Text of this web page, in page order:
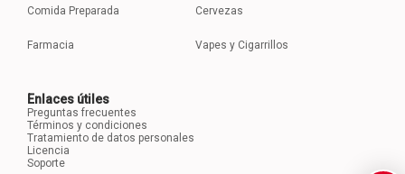
Comida Preparada
Farmacia
Cervezas
Vapes y Cigarrillos
Enlaces útiles
Preguntas frecuentes
Términos y condiciones
Tratamiento de datos personales
Licencia
Soporte